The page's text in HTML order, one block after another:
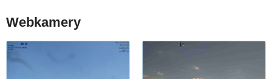
Webkamery